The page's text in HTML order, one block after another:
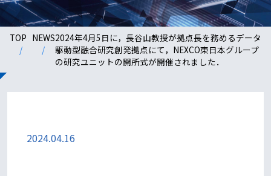
TOP NEWS2024年4月5日に，長谷山教授が拠点長を務めるデータ
駆動型融合研究創発拠点にて，NEXCO東日本グループ
の研究ユニットの開所式が開催されました．
2024.04.16